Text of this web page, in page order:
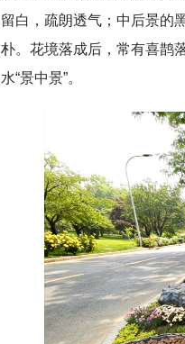
留白，疏朗透气；中后景的
朴。花境落成后，常有喜鹊
水“景中景”。
深切缅